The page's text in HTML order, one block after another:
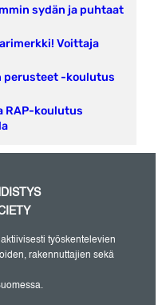
sydän ja puhtaat
Voittaja
perusteet -koulutus
RAP-koulutus
työskentelevien
rakennuttajien sekä